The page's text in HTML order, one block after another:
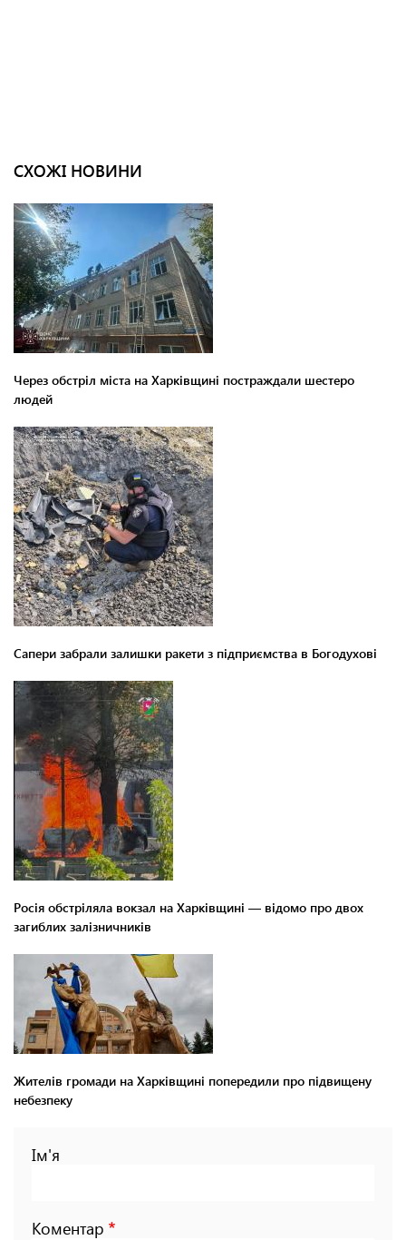
СХОЖІ НОВИНИ
Через обстріл міста на Харківщині постраждали шестеро
людей
Сапери забрали залишки ракети з підприємства в Богодухові
Росія обстріляла вокзал на Харківщині — відомо про двох
загиблих залізничників
Жителів громади на Харківщині попередили про підвищену
небезпеку
Ім'я
Коментар